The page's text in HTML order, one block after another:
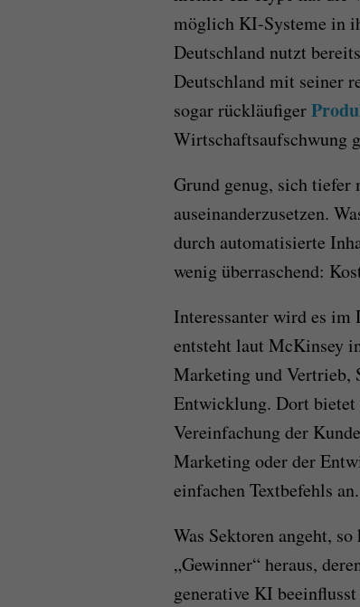
möglich KI-Systeme in
Deutschland nutzt
Deutschland mit seiner
sogar rückläufiger
Wirtschaftsaufschwung
Grund genug, sich
auseinanderzusetzen.
durch automatisierte
wenig überraschend:
Interessanter wird es
entsteht laut McKinsey
Marketing und Vertrieb,
Entwicklung. Dort bietet
Vereinfachung der
Marketing oder der
einfachen Textbefehls an.
Was Sektoren angeht,
„Gewinner“ heraus,
generative KI